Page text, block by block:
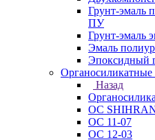
Грунт-эмаль
ПУ
Грунт-эмаль
Эмаль
Эпоксидный
Назад
ОС
ОС 11-07
ОС 12-03